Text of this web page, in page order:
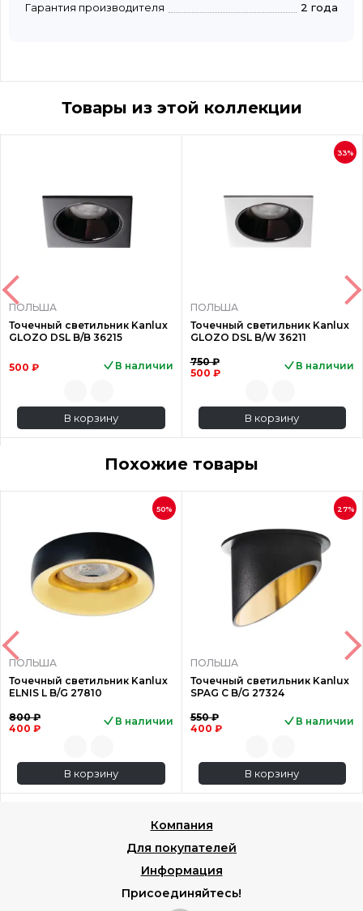
Гарантия производителя
2 года
Товары из этой коллекции
ПОЛЬША
Точечный светильник Kanlux
GLOZO DSL B/B 36215
500 ₽ В наличии
В корзину
33%
ПОЛЬША
Точечный светильник Kanlux
GLOZO DSL B/W 36211
750 ₽
500 ₽
В наличии
В корзину
Похожие товары
50%
ПОЛЬША
Точечный светильник Kanlux
ELNIS L B/G 27810
800 ₽
400 ₽
В наличии
В корзину
27%
ПОЛЬША
Точечный светильник Kanlux
SPAG C B/G 27324
550 ₽
400 ₽
В наличии
В корзину
Компания
Для покупателей
Информация
Присоединяйтесь!